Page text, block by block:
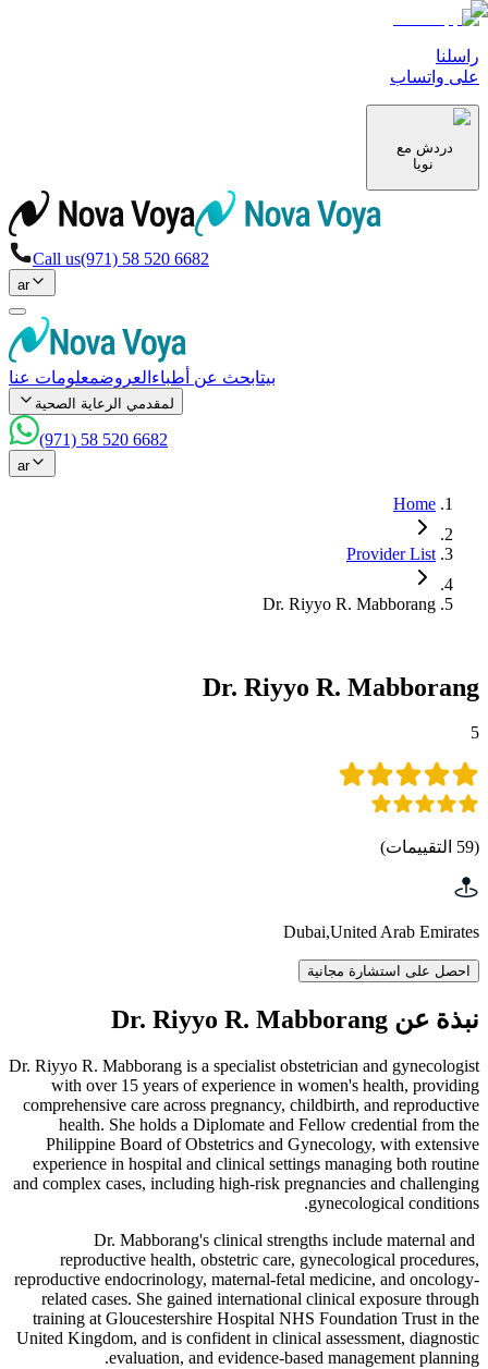
راسلنا
على واتساب
دردش مع
نويا
Call us(971) 58 520 6682
ar
بيتابحث عن أطباء العروضمعلومات عنا
لمقدمي الرعاية الصحية
(971) 58 520 6682
ar
Home
Provider List
Dr. Riyyo R. Mabborang
Dr. Riyyo R. Mabborang
5
(
59 التقييمات)
Dubai,United Arab Emirates
احصل على استشارة مجانية
نبذة عن Dr. Riyyo R. Mabborang
Dr. Riyyo R. Mabborang is a specialist obstetrician and gynecologist
with over 15 years of experience in women's health, providing
comprehensive care across pregnancy, childbirth, and reproductive
health. She holds a Diplomate and Fellow credential from the
Philippine Board of Obstetrics and Gynecology, with extensive
experience in hospital and clinical settings managing both routine
and complex cases, including high-risk pregnancies and challenging
gynecological conditions.
Dr. Mabborang's clinical strengths include maternal and
reproductive health, obstetric care, gynecological procedures,
reproductive endocrinology, maternal-fetal medicine, and oncology-
related cases. She gained international clinical exposure through
training at Gloucestershire Hospital NHS Foundation Trust in the
United Kingdom, and is confident in clinical assessment, diagnostic
evaluation, and evidence-based management planning.